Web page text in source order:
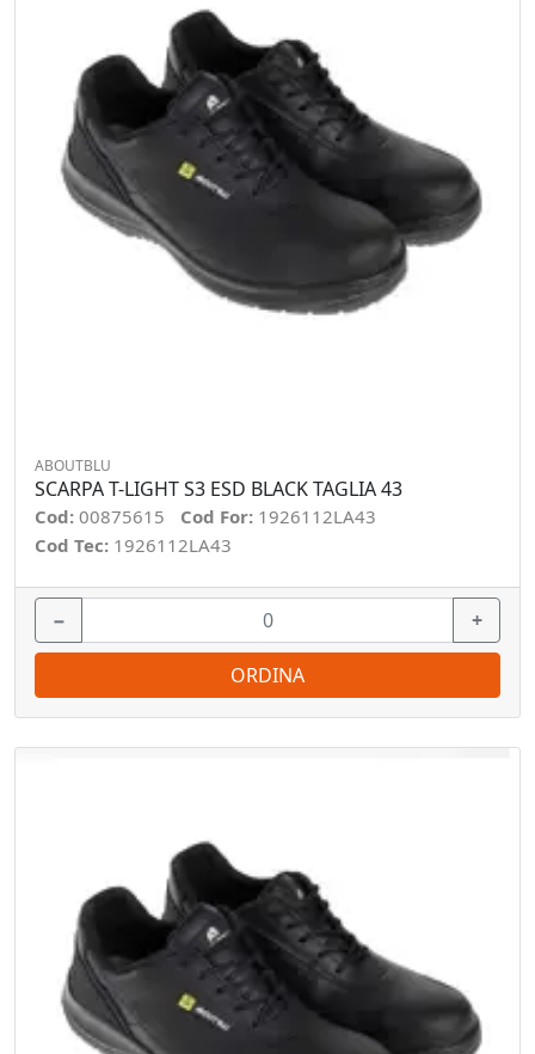
ABOUTBLU
SCARPA T-LIGHT S3 ESD BLACK TAGLIA 43
Cod: 00875615 Cod For: 1926112LA43
Cod Tec: 1926112LA43
− +
ORDINA